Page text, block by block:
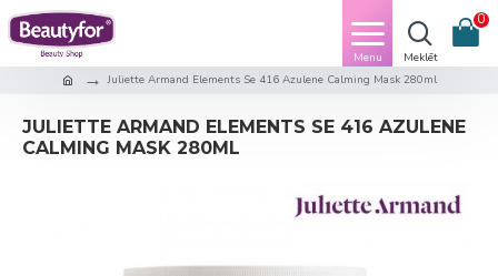
0
Juliette Armand Elements Se 416 Azulene Calming Mask 280ml
JULIETTE ARMAND ELEMENTS SE 416 AZULENE
CALMING MASK 280ML